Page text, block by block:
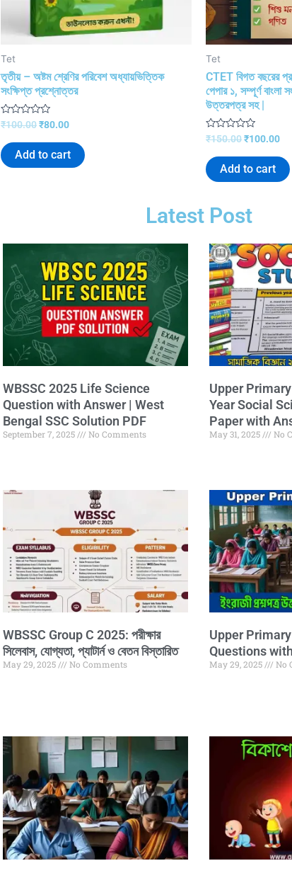
Tet
তৃতীয় – অষ্টম শ্রেণির পরিবেশ অধ্যায়ভিত্তিক
সংক্ষিপ্ত প্রশ্নোত্তর
R
e
d
₹100.00₹80.00
Add to cart
Tet
CTET বিগত বছরের
পেপার ১, সম্পূর্ণ বাংলা
উত্তরপত্র সহ |
R
e
d
₹150.00₹100.00
Add to cart
Latest Post
WBSSC 2025 Life Science
Question with Answer | West
Bengal SSC Solution PDF
September 7, 2025 No Comments
Upper
Year Social
Paper with
May 31, 2025 No
WBSSC Group C 2025: পরীক্ষার
সিলেবাস, যোগ্যতা, প্যাটার্ন ও বেতন বিস্তারিত
May 29, 2025 No Comments
Upper
Questions
May 29, 2025 No